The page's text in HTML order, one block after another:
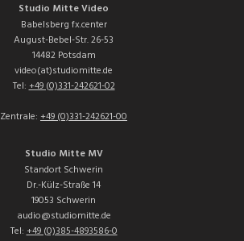
Studio Mitte Video
Babelsberg fx.center
August-Bebel-Str. 26-53
14482 Potsdam
video(at)studiomitte.de
Tel:+49 (0)331-242621-02
Zentrale: +49 (0)331-242621-00
Studio Mitte MV
Standort Schwerin
Dr.-Külz-Straße 14
19053 Schwerin
audio@studiomitte.de
Tel:+49 (0)385-4893586-0